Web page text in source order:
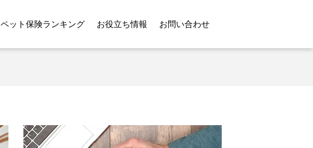
ペット保険ランキング お役立ち情報 お問い合わせ